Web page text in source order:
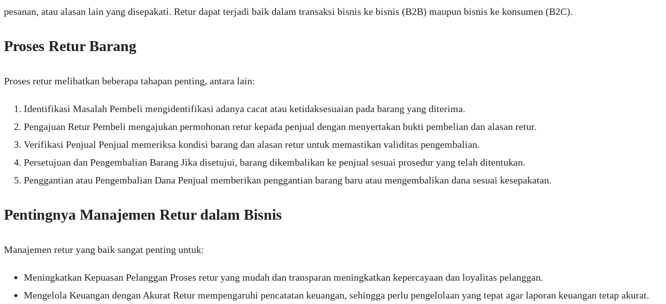
pesanan, atau alasan lain yang disepakati. Retur dapat terjadi baik dalam transaksi bisnis ke bisnis (B2B) maupun bisnis ke konsumen (B2C).
Proses Retur Barang
Proses retur melibatkan beberapa tahapan penting, antara lain:
Identifikasi Masalah Pembeli mengidentifikasi adanya cacat atau ketidaksesuaian pada barang yang diterima.
Pengajuan Retur Pembeli mengajukan permohonan retur kepada penjual dengan menyertakan bukti pembelian dan alasan retur.
Verifikasi Penjual Penjual memeriksa kondisi barang dan alasan retur untuk memastikan validitas pengembalian.
Persetujuan dan Pengembalian Barang Jika disetujui, barang dikembalikan ke penjual sesuai prosedur yang telah ditentukan.
Penggantian atau Pengembalian Dana Penjual memberikan penggantian barang baru atau mengembalikan dana sesuai kesepakatan.
Pentingnya Manajemen Retur dalam Bisnis
Manajemen retur yang baik sangat penting untuk:
Meningkatkan Kepuasan Pelanggan Proses retur yang mudah dan transparan meningkatkan kepercayaan dan loyalitas pelanggan.
Mengelola Keuangan dengan Akurat Retur mempengaruhi pencatatan keuangan, sehingga perlu pengelolaan yang tepat agar laporan keuangan tetap akurat.